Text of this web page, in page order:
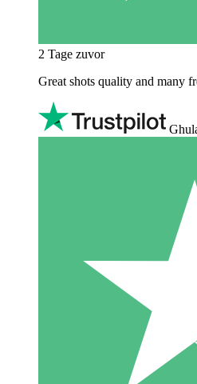
2 Tage zuvor
Great shots quality and many